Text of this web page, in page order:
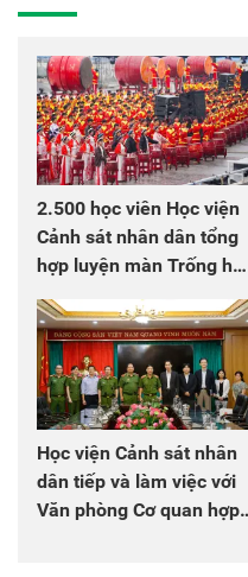
2.500 học viên Học viện
Cảnh sát nhân dân tổng
hợp luyện màn Trống hội
chào mừng Đại hội Đảng
Học viện Cảnh sát nhân
dân tiếp và làm việc với
Văn phòng Cơ quan hợp